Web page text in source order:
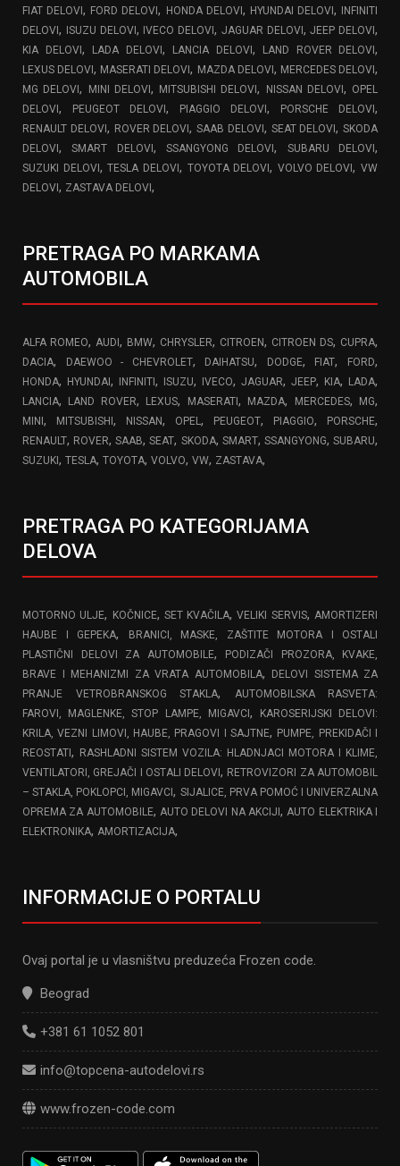
FIAT DELOVI, FORD DELOVI, HONDA DELOVI, HYUNDAI DELOVI, INFINITI
DELOVI, ISUZU DELOVI, IVECO DELOVI, JAGUAR DELOVI,JEEP DELOVI,
KIA DELOVI, LADA DELOVI, LANCIA DELOVI, LAND ROVER DELOVI,
LEXUS DELOVI, MASERATI DELOVI, MAZDA DELOVI, MERCEDES DELOVI,
MG DELOVI, MINI DELOVI, MITSUBISHI DELOVI, NISSAN DELOVI, OPEL
DELOVI, PEUGEOT DELOVI, PIAGGIO DELOVI, PORSCHE DELOVI,
RENAULT DELOVI, ROVER DELOVI, SAAB DELOVI, SEAT DELOVI, SKODA
DELOVI,SMART DELOVI,SSANGYONG DELOVI, SUBARU DELOVI,
SUZUKI DELOVI,TESLA DELOVI, TOYOTA DELOVI, VOLVO DELOVI, VW
DELOVI, ZASTAVA DELOVI,
PRETRAGA PO MARKAMA
AUTOMOBILA
ALFA ROMEO, AUDI, BMW, CHRYSLER, CITROEN, CITROEN DS, CUPRA,
DACIA, DAEWOO - CHEVROLET, DAIHATSU, DODGE, FIAT, FORD,
HONDA, HYUNDAI, INFINITI, ISUZU, IVECO, JAGUAR, JEEP, KIA, LADA,
LANCIA, LAND ROVER, LEXUS, MASERATI, MAZDA, MERCEDES, MG,
MINI, MITSUBISHI, NISSAN, OPEL , PEUGEOT, PIAGGIO, PORSCHE,
RENAULT, ROVER,SAAB,SEAT, SKODA, SMART, SSANGYONG,SUBARU,
SUZUKI, TESLA, TOYOTA, VOLVO, VW, ZASTAVA,
PRETRAGA PO KATEGORIJAMA
DELOVA
MOTORNO ULJE, KOČNICE, SET KVAČILA,VELIKI SERVIS,AMORTIZERI
HAUBE I GEPEKA,
BRANICI, MASKE, ZAŠTITE MOTORA I OSTALI
PLASTIČNI DELOVI ZA AUTOMOBILE,
PODIZAČI PROZORA, KVAKE,
BRAVE I MEHANIZMI ZA VRATA AUTOMOBILA,
DELOVI SISTEMA ZA
PRANJE VETROBRANSKOG STAKLA,
AUTOMOBILSKA RASVETA:
FAROVI, MAGLENKE, STOP LAMPE, MIGAVCI,
KAROSERIJSKI DELOVI:
KRILA, VEZNI LIMOVI, HAUBE, PRAGOVI I SAJTNE, PUMPE, PREKIDAČI I
REOSTATI, RASHLADNI SISTEM VOZILA: HLADNJACI MOTORA I KLIME,
VENTILATORI, GREJAČI I OSTALI DELOVI, RETROVIZORI ZA AUTOMOBIL
– STAKLA, POKLOPCI, MIGAVCI, SIJALICE, PRVA POMOĆ I UNIVERZALNA
OPREMA ZA AUTOMOBILE,AUTO DELOVI NA AKCIJI,AUTO ELEKTRIKA I
ELEKTRONIKA, AMORTIZACIJA,
INFORMACIJE O PORTALU
Ovaj portal je u vlasništvu preduzeća Frozen code.
Beograd
+381 61 1052 801
info@topcena-autodelovi.rs
www.frozen-code.com